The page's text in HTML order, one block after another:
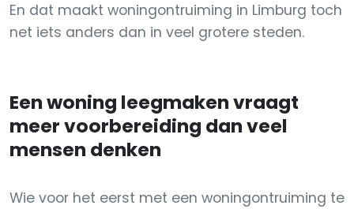
En dat maakt woningontruiming in Limburg toch
net iets anders dan in veel grotere steden.
Een woning leegmaken vraagt
meer voorbereiding dan veel
mensen denken
Wie voor het eerst met een woningontruiming te